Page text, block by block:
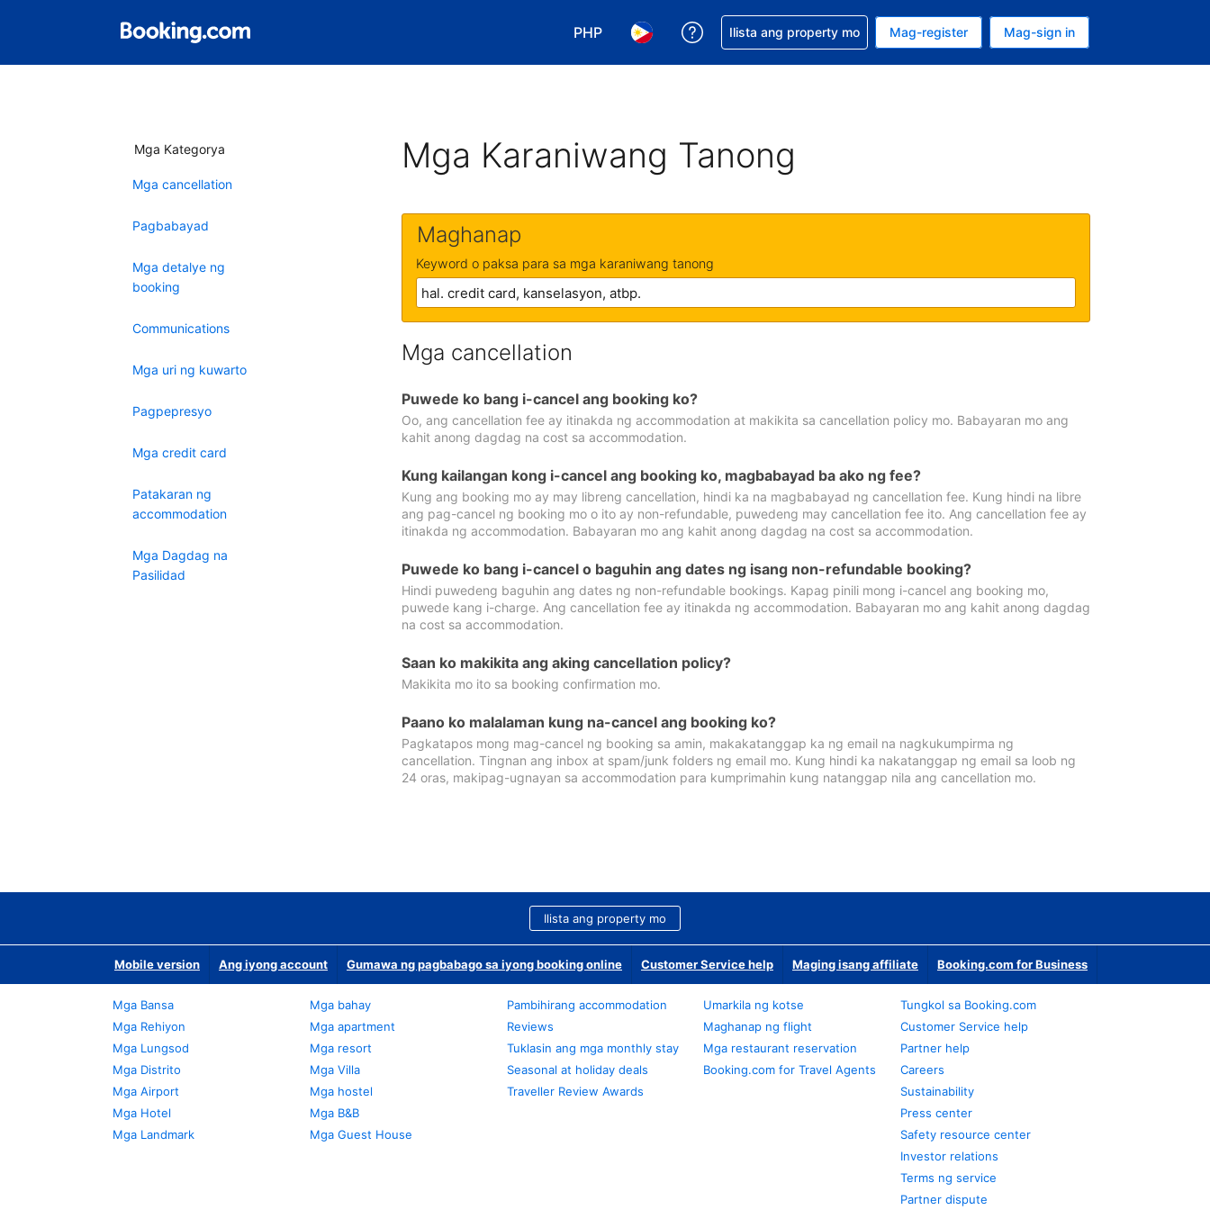
PHP
Pumili ng currency mo. PHP ang currency mo ngayon
Pumili ng wika mo. Filipino ang wika mo ngayon
Makakuha ng tulong sa reservation mo
Ilista ang property mo Mag-register Mag-sign in
Mga Kategorya
Mga cancellation
Pagbabayad
Mga detalye ng
booking
Communications
Mga uri ng kuwarto
Pagpepresyo
Mga credit card
Patakaran ng
accommodation
Mga Dagdag na
Pasilidad
Mga Karaniwang Tanong
Maghanap
Keyword o paksa para sa mga karaniwang tanong
Mga cancellation
Puwede ko bang i-cancel ang booking ko?
Oo, ang cancellation fee ay itinakda ng accommodation at makikita sa cancellation policy mo. Babayaran mo ang
kahit anong dagdag na cost sa accommodation.
Kung kailangan kong i-cancel ang booking ko, magbabayad ba ako ng fee?
Kung ang booking mo ay may libreng cancellation, hindi ka na magbabayad ng cancellation fee. Kung hindi na libre
ang pag-cancel ng booking mo o ito ay non-refundable, puwedeng may cancellation fee ito. Ang cancellation fee ay
itinakda ng accommodation. Babayaran mo ang kahit anong dagdag na cost sa accommodation.
Puwede ko bang i-cancel o baguhin ang dates ng isang non-refundable booking?
Hindi puwedeng baguhin ang dates ng non-refundable bookings. Kapag pinili mong i-cancel ang booking mo,
puwede kang i-charge. Ang cancellation fee ay itinakda ng accommodation. Babayaran mo ang kahit anong dagdag
na cost sa accommodation.
Saan ko makikita ang aking cancellation policy?
Makikita mo ito sa booking confirmation mo.
Paano ko malalaman kung na-cancel ang booking ko?
Pagkatapos mong mag-cancel ng booking sa amin, makakatanggap ka ng email na nagkukumpirma ng
cancellation. Tingnan ang inbox at spam/junk folders ng email mo. Kung hindi ka nakatanggap ng email sa loob ng
24 oras, makipag-ugnayan sa accommodation para kumprimahin kung natanggap nila ang cancellation mo.
Ilista ang property mo
Mobile version Ang iyong account Gumawa ng pagbabago sa iyong booking online Customer Service help Maging isang affiliate Booking.com for Business
Mga Bansa
Mga Rehiyon
Mga Lungsod
Mga Distrito
Mga Airport
Mga Hotel
Mga Landmark
Mga bahay
Mga apartment
Mga resort
Mga Villa
Mga hostel
Mga B&B
Mga Guest House
Pambihirang accommodation
Reviews
Tuklasin ang mga monthly stay
Seasonal at holiday deals
Traveller Review Awards
Umarkila ng kotse
Maghanap ng flight
Mga restaurant reservation
Booking.com for Travel Agents
Tungkol sa Booking.com
Customer Service help
Partner help
Careers
Sustainability
Press center
Safety resource center
Investor relations
Terms ng service
Partner dispute